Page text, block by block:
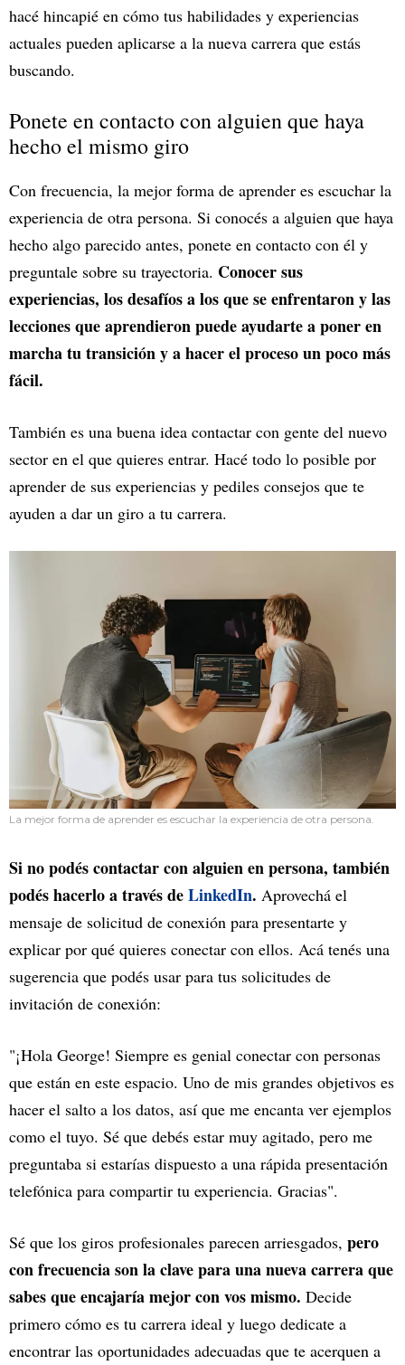
hacé hincapié en cómo tus habilidades y experiencias
actuales pueden aplicarse a la nueva carrera que estás
buscando.
Ponete en contacto con alguien que haya
hecho el mismo giro
Con frecuencia, la mejor forma de aprender es escuchar la
experiencia de otra persona. Si conocés a alguien que haya
hecho algo parecido antes, ponete en contacto con él y
preguntale sobre su trayectoria. Conocer sus
experiencias, los desafíos a los que se enfrentaron y las
lecciones que aprendieron puede ayudarte a poner en
marcha tu transición y a hacer el proceso un poco más
fácil.
También es una buena idea contactar con gente del nuevo
sector en el que quieres entrar. Hacé todo lo posible por
aprender de sus experiencias y pediles consejos que te
ayuden a dar un giro a tu carrera.
La mejor forma de aprender es escuchar la experiencia de otra persona.
Si no podés contactar con alguien en persona, también
podés hacerlo a través deLinkedIn. Aprovechá el
mensaje de solicitud de conexión para presentarte y
explicar por qué quieres conectar con ellos. Acá tenés una
sugerencia que podés usar para tus solicitudes de
invitación de conexión:
"¡Hola George! Siempre es genial conectar con personas
que están en este espacio. Uno de mis grandes objetivos es
hacer el salto a los datos, así que me encanta ver ejemplos
como el tuyo. Sé que debés estar muy agitado, pero me
preguntaba si estarías dispuesto a una rápida presentación
telefónica para compartir tu experiencia. Gracias".
Sé que los giros profesionales parecen arriesgados, pero
con frecuencia son la clave para una nueva carrera que
sabes que encajaría mejor con vos mismo. Decide
primero cómo es tu carrera ideal y luego dedicate a
encontrar las oportunidades adecuadas que te acerquen a